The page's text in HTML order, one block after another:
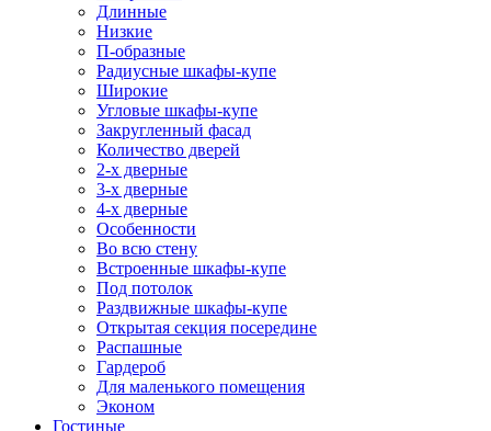
Длинные
Низкие
П-образные
Радиусные шкафы-купе
Широкие
Угловые шкафы-купе
Закругленный фасад
Количество дверей
2-х дверные
3-х дверные
4-х дверные
Особенности
Во всю стену
Встроенные шкафы-купе
Под потолок
Раздвижные шкафы-купе
Открытая секция посередине
Распашные
Гардероб
Для маленького помещения
Эконом
Гостиные